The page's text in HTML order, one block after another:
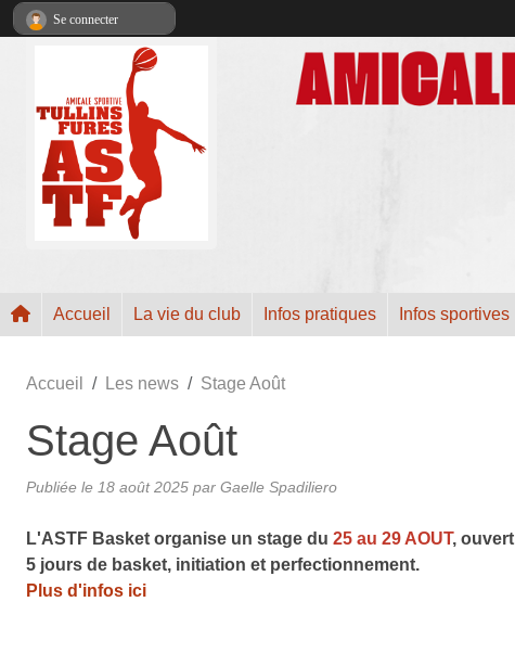
Accueil La vie du club Infos pratiques Infos sportives
Accueil Les news Stage Août
Stage Août
Publiée le 18 août 2025 par Gaelle Spadiliero
L'ASTF Basket organise un stage du 25 au 29 AOUT,
5 jours de basket, initiation et perfectionnement.
Plus d'infos ici
Se connecter
Panneau de gestion des cookies